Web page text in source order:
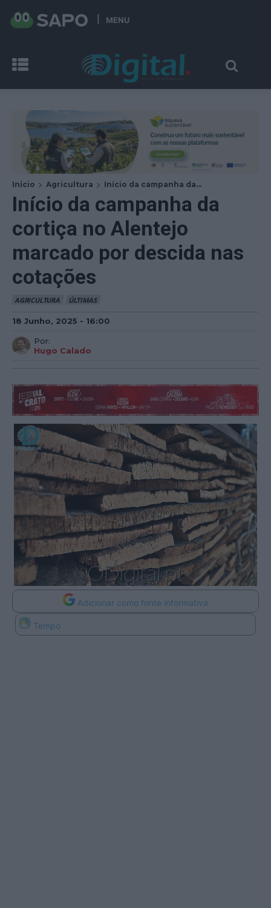
MENU
Início Agricultura Início da campanha da...
Início da campanha da
cortiça no Alentejo
marcado por descida nas
cotações
AGRICULTURA ÚLTIMAS
18 Junho, 2025 - 16:00
Por:
Hugo Calado
Adicionar como fonte informativa
Tempo